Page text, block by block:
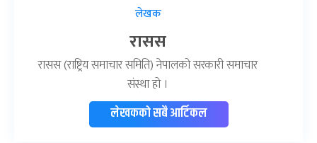
लेखक
रासस
रासस (राष्ट्रिय समाचार समिति) नेपालको सरकारी समाचार
संस्था हो ।
लेखकको सबै आर्टिकल